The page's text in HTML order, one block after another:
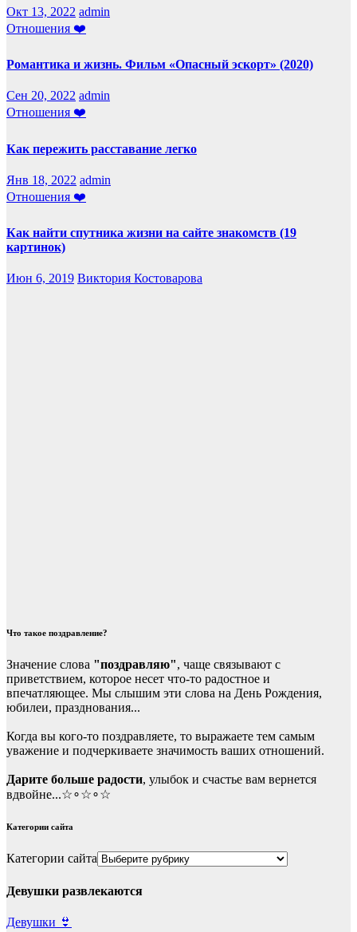
Окт 13, 2022 admin
Отношения ❤️
Романтика и жизнь. Фильм «Опасный эскорт» (2020)
Сен 20, 2022 admin
Отношения ❤️
Как пережить расставание легко
Янв 18, 2022 admin
Отношения ❤️
Как найти спутника жизни на сайте знакомств (19
картинок)
Июн 6, 2019 Виктория Костоварова
Что такое поздравление?
Значение слова "поздравляю", чаще связывают с
приветствием, которое несет что-то радостное и
впечатляющее. Мы слышим эти слова на День Рождения,
юбилеи, празднования...
Когда вы кого-то поздравляете, то выражаете тем самым
уважение и подчеркиваете значимость ваших отношений.
Дарите больше радости, улыбок и счастье вам вернется
вдвойне...☆∘☆∘☆
Категории сайта
Категории сайта
Девушки развлекаются
Девушки 👙